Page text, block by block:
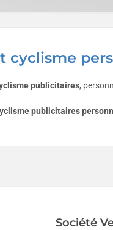
cyclisme
publicitaires,
publicitaires
Société